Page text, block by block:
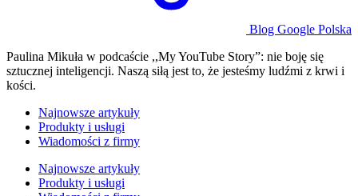
Blog Google Polska
Paulina Mikuła w podcaście ,,My YouTube Story”: nie boję się
sztucznej inteligencji. Naszą siłą jest to, że jesteśmy ludźmi z krwi i
kości.
Najnowsze artykuły
Produkty i usługi
Wiadomości z firmy
Najnowsze artykuły
Produkty i usługi